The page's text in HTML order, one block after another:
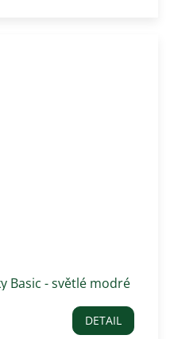
Basic - světlé modré
DETAIL